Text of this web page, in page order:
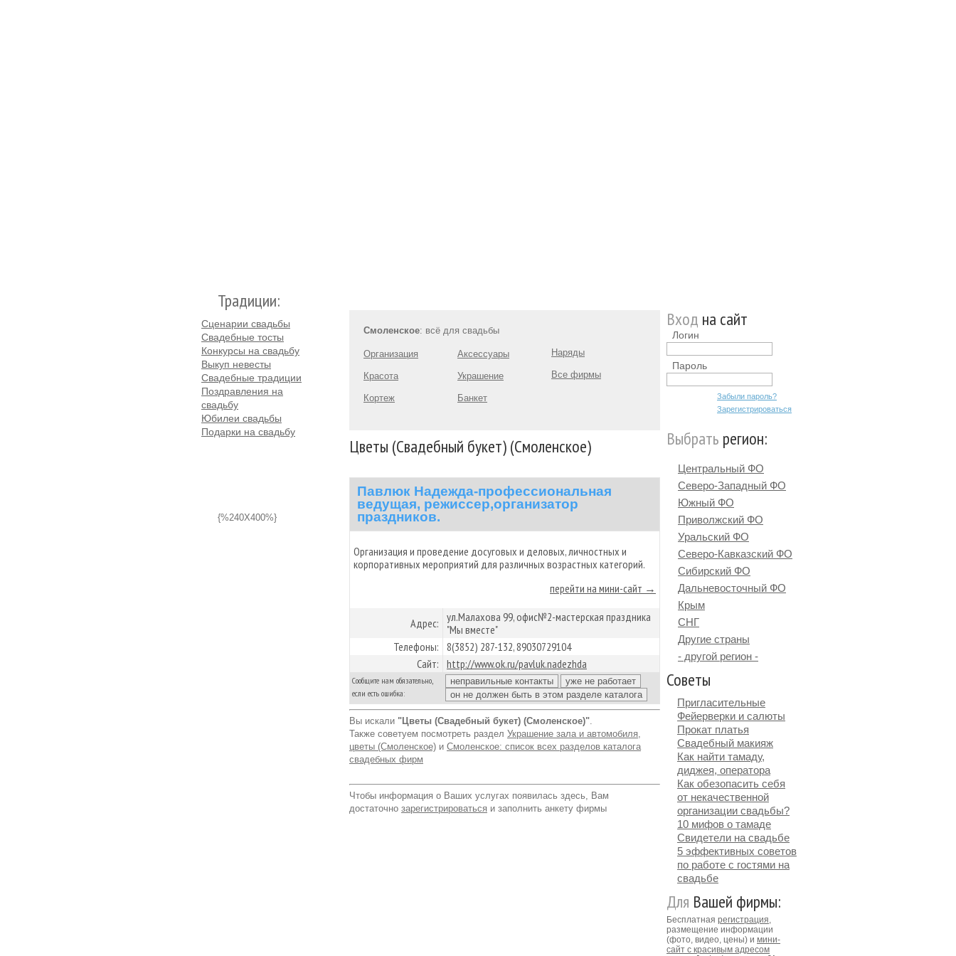
Традиции:
Сценарии свадьбы
Свадебные тосты
Конкурсы на свадьбу
Выкуп невесты
Свадебные традиции
Поздравления на
свадьбу
Юбилеи свадьбы
Подарки на свадьбу
{%240X400%}
Смоленское: всё для свадьбы
Организация
Красота
Кортеж
Аксессуары
Украшение
Банкет
Наряды
Все фирмы
Цветы (Свадебный букет) (Смоленское)
Павлюк Надежда-профессиональная
ведущая, режиссер,организатор
праздников.
Организация и проведение досуговых и деловых, личностных и
корпоративных мероприятий для различных возрастных категорий.
перейти на мини-сайт →
Адрес: ул.Малахова 99, офис№2-мастерская праздника
"Мы вместе"
Телефоны: 8(3852) 287-132, 89030729104
Сайт: http://www.ok.ru/pavluk.nadezhda
Сообщите нам обязательно,
если есть ошибка:
Вы искали "Цветы (Свадебный букет) (Смоленское)".
Также советуем посмотреть раздел Украшение зала и автомобиля,
цветы (Смоленское) и Смоленское: список всех разделов каталога
свадебных фирм
Чтобы информация о Ваших услугах появилась здесь, Вам
достаточно зарегистрироваться и заполнить анкету фирмы
Вход на сайт
Логин
Пароль
Забыли пароль?
Зарегистрироваться
Выбрать регион:
Центральный ФО
Северо-Западный ФО
Южный ФО
Приволжский ФО
Уральский ФО
Северо-Кавказский ФО
Сибирский ФО
Дальневосточный ФО
Крым
СНГ
Другие страны
- другой регион -
Советы
Пригласительные
Фейерверки и салюты
Прокат платья
Свадебный макияж
Как найти тамаду,
диджея, оператора
Как обезопасить себя
от некачественной
организации свадьбы?
10 мифов о тамаде
Свидетели на свадьбе
5 эффективных советов
по работе с гостями на
свадьбе
Для Вашей фирмы:
Бесплатная регистрация,
размещение информации
(фото, видео, цены) и мини-
сайт с красивым адресом